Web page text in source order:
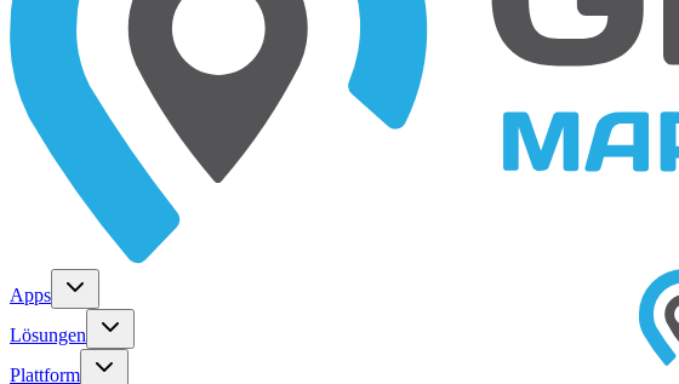
Apps
Lösungen
Plattform